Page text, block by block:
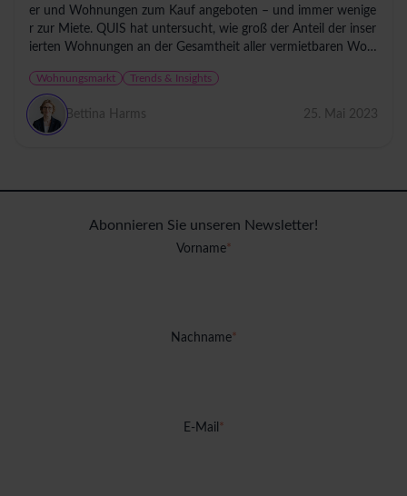
er und Wohnungen zum Kauf angeboten – und immer wenige
r zur Miete. QUIS hat untersucht, wie groß der Anteil der inser
ierten Wohnungen an der Gesamtheit aller vermietbaren Woh
Wohnungsmarkt Trends & Insights
Bettina Harms 25. Mai 2023
Abonnieren Sie unseren Newsletter!
Vorname*
Nachname*
E-Mail *